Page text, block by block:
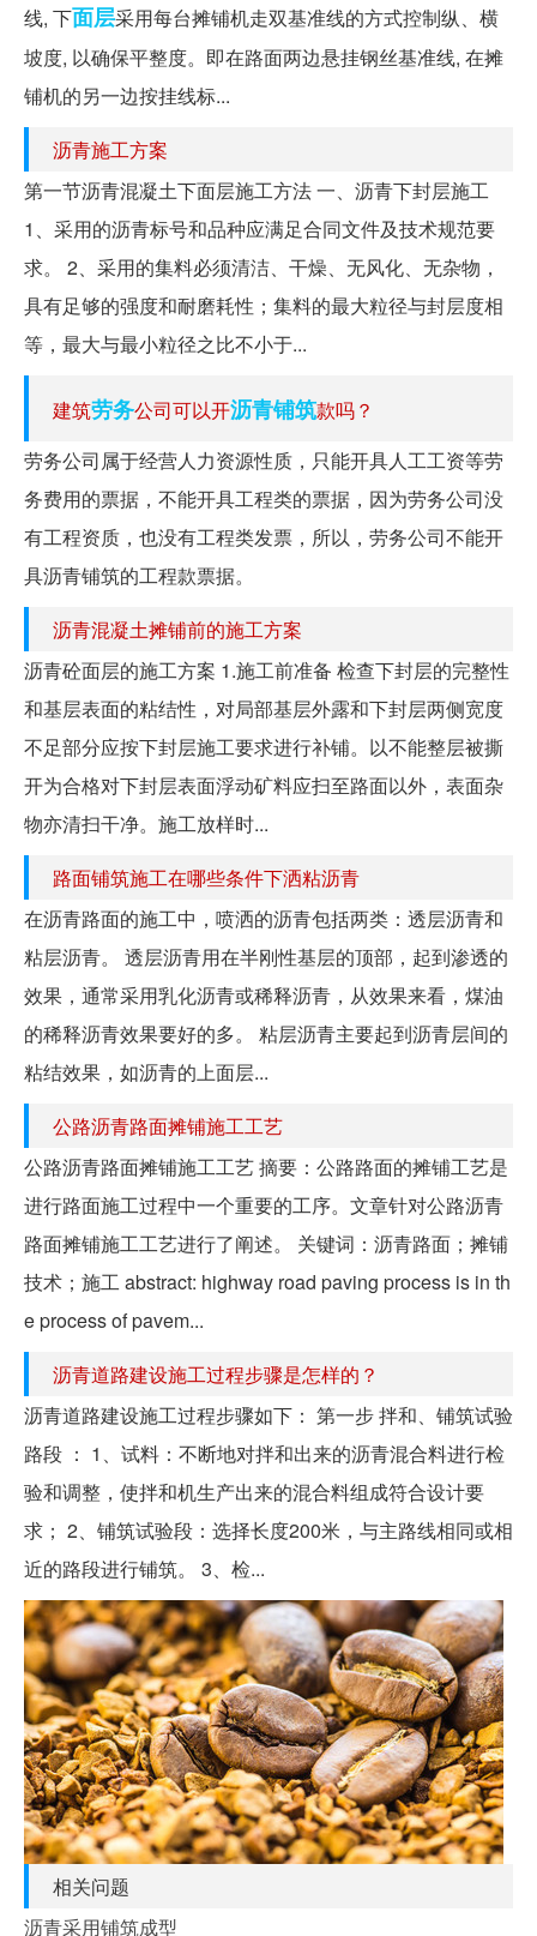
线, 下面层采用每台摊铺机走双基准线的方式控制纵、横
坡度, 以确保平整度。即在路面两边悬挂钢丝基准线, 在摊
铺机的另一边按挂线标...
沥青施工方案
第一节沥青混凝土下面层施工方法 一、沥青下封层施工
1、采用的沥青标号和品种应满足合同文件及技术规范要
求。 2、采用的集料必须清洁、干燥、无风化、无杂物，
具有足够的强度和耐磨耗性；集料的最大粒径与封层度相
等，最大与最小粒径之比不小于...
建筑劳务公司可以开沥青铺筑款吗？
劳务公司属于经营人力资源性质，只能开具人工工资等劳
务费用的票据，不能开具工程类的票据，因为劳务公司没
有工程资质，也没有工程类发票，所以，劳务公司不能开
具沥青铺筑的工程款票据。
沥青混凝土摊铺前的施工方案
沥青砼面层的施工方案 1.施工前准备 检查下封层的完整性
和基层表面的粘结性，对局部基层外露和下封层两侧宽度
不足部分应按下封层施工要求进行补铺。以不能整层被撕
开为合格对下封层表面浮动矿料应扫至路面以外，表面杂
物亦清扫干净。施工放样时...
路面铺筑施工在哪些条件下洒粘沥青
在沥青路面的施工中，喷洒的沥青包括两类：透层沥青和
粘层沥青。 透层沥青用在半刚性基层的顶部，起到渗透的
效果，通常采用乳化沥青或稀释沥青，从效果来看，煤油
的稀释沥青效果要好的多。 粘层沥青主要起到沥青层间的
粘结效果，如沥青的上面层...
公路沥青路面摊铺施工工艺
公路沥青路面摊铺施工工艺 摘要：公路路面的摊铺工艺是
进行路面施工过程中一个重要的工序。文章针对公路沥青
路面摊铺施工工艺进行了阐述。 关键词：沥青路面；摊铺
技术；施工 abstract: highway road paving process is in th
e process of pavem...
沥青道路建设施工过程步骤是怎样的？
沥青道路建设施工过程步骤如下： 第一步 拌和、铺筑试验
路段 ： 1、试料：不断地对拌和出来的沥青混合料进行检
验和调整，使拌和机生产出来的混合料组成符合设计要
求； 2、铺筑试验段：选择长度200米，与主路线相同或相
近的路段进行铺筑。 3、检...
相关问题
沥青采用铺筑成型